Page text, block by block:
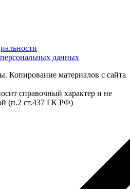
данных
Копирование материалов с сайта
справочный характер и не
(п.2 ст.437 ГК РФ)